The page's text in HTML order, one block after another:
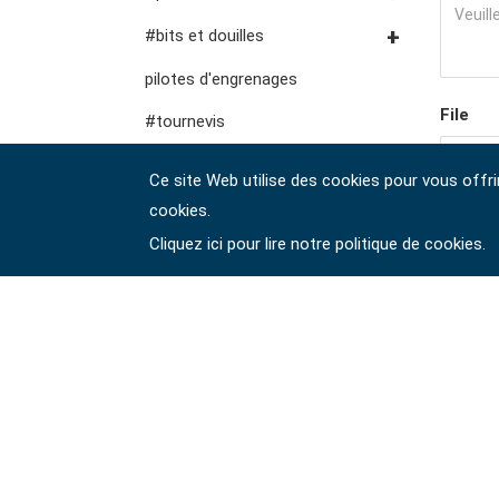
lubrification
accessoires de
vde
#clés à cliquet à double
#clés spéciales
#Clés à molette et pinces
#adaptateurs de clés
Douilles #3/8"
Douilles à chocs n° 3/8"
Douilles #1/2"
d'allumage
#bits et douilles
Embouts hexagonaux n°
10 mm
pilotes d'engrenages
#tournevis
#outils de couple
#pinces, cutters, serre-joints
File
Ce site Web utilise des cookies pour vous
cookies.
Cliquez ici pour lire notre politique de cookies.